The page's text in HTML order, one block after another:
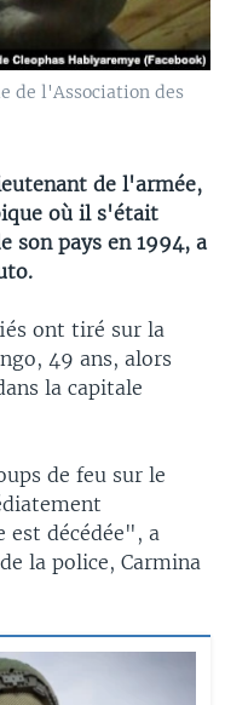
de l'Association des
de l'armée,
où il s'était
son pays en 1994, a
ont tiré sur la
49 ans, alors
la capitale
de feu sur le
décédée", a
la police, Carmina